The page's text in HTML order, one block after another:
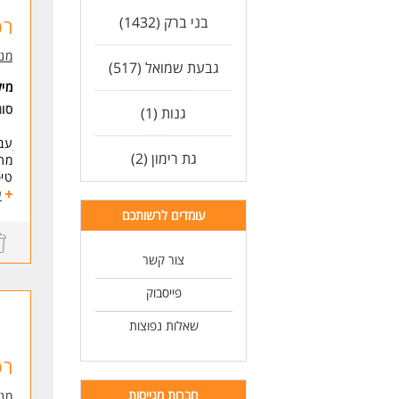
בני ברק (1432)
גבעת שמואל (517)
גנות (1)
גת רימון (2)
עומדים לרשותכם
צור קשר
פייסבוק
שאלות נפוצות
חברות מגייסות
*
-